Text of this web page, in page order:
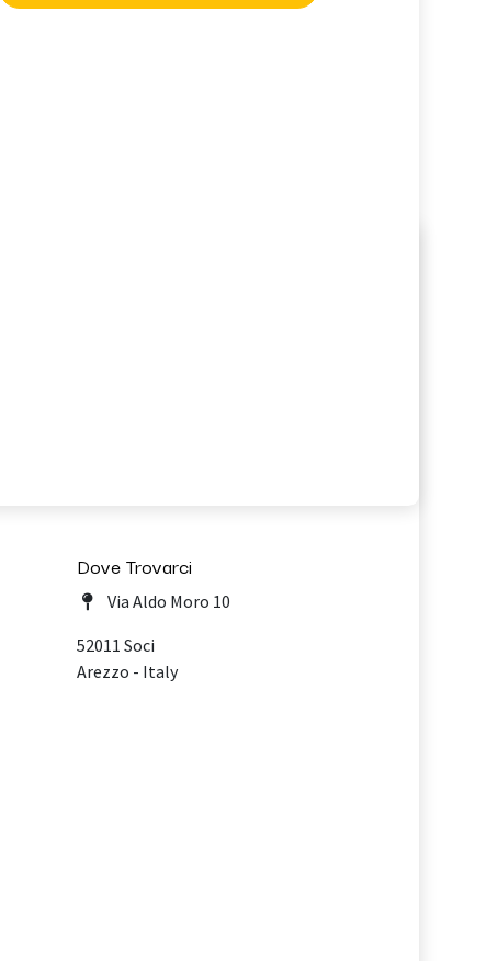
Dove Trovarci
Via Aldo Moro 10
52011 Soci
Arezzo - Italy